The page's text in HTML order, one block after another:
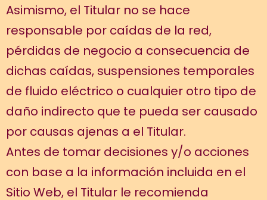
Asimismo, el Titular no se hace
responsable por caídas de la red,
pérdidas de negocio a consecuencia de
dichas caídas, suspensiones temporales
de fluido eléctrico o cualquier otro tipo de
daño indirecto que te pueda ser causado
por causas ajenas a el Titular.
Antes de tomar decisiones y/o acciones
con base a la información incluida en el
Sitio Web, el Titular le recomienda